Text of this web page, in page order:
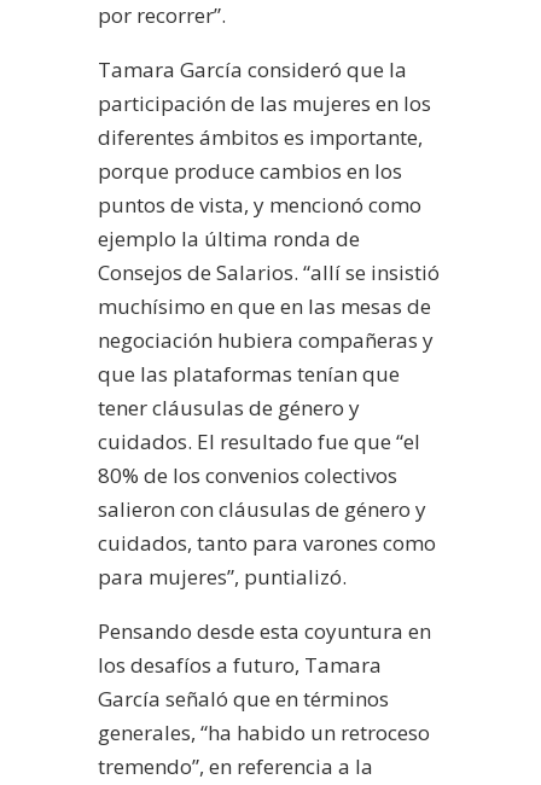
por recorrer”.
Tamara García consideró que la
participación de las mujeres en los
diferentes ámbitos es importante,
porque produce cambios en los
puntos de vista, y mencionó como
ejemplo la última ronda de
Consejos de Salarios. “allí se insistió
muchísimo en que en las mesas de
negociación hubiera compañeras y
que las plataformas tenían que
tener cláusulas de género y
cuidados. El resultado fue que “el
80% de los convenios colectivos
salieron con cláusulas de género y
cuidados, tanto para varones como
para mujeres”, puntializó.
Pensando desde esta coyuntura en
los desafíos a futuro, Tamara
García señaló que en términos
generales, “ha habido un retroceso
tremendo”, en referencia a la